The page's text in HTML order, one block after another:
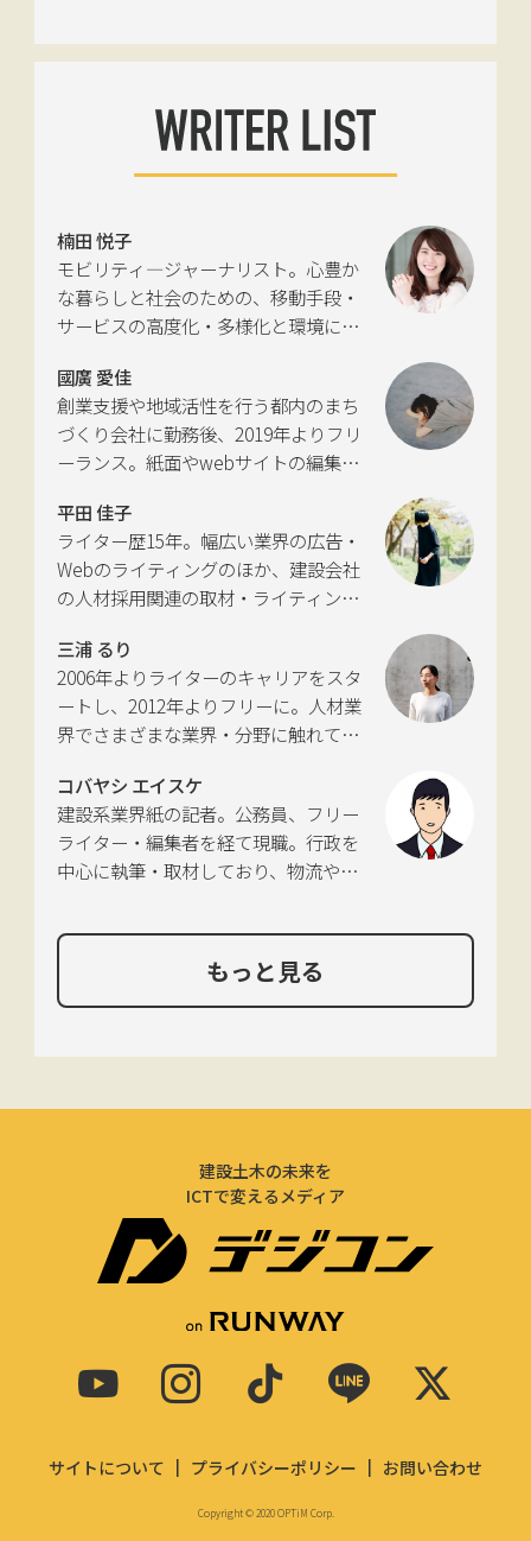
楠田 悦子
モビリティ―ジャーナリスト。心豊か
な暮らしと社会のための、移動手段・
サービスの高度化・多様化と環境につ
新聞社モビリティビジネス専門誌
『LIGARE』初代編集長を経て、2013年
に独立。国土交通省の「自転車の活用
推進に向けた有識者会議」、「交通政
共交通部会」、「MaaS関連データ検
討会」、SIP第2期自動運転（システム
とサービスの拡張）ピアレビュー委員
会などの委員を歴任。
國廣 愛佳
創業支援や地域活性を行う都内のまち
づくり会社に勤務後、2019年よりフリ
ーランス。紙面やwebサイトの編集、
どの執筆を中心に、ジャンルを問わず
活動。四国にある築100年の実家をど
う生かすかが長年の悩み。
平田 佳子
ライター歴15年。幅広い業界の広告・
Webのライティングのほか、建設会社
の人材採用関連の取材・ライティング
仕事をしていたため、小さな頃から憧
れあり。
三浦 るり
2006年よりライターのキャリアをスタ
ートし、2012年よりフリーに。人材業
界でさまざまな業界・分野に触れてき
を手掛ける。現在は特に建築や不動
産、さらにはDX分野を探究中。
コバヤシ エイスケ
建設系業界紙の記者。公務員、フリー
ライター・編集者を経て現職。行政を
中心に執筆・取材しており、物流や環
もっと見る
建設土木の未来を
ICTで変えるメディア
サイトについて プライバシーポリシー お問い合わせ
Copyright © 2020 OPTiM Corp.